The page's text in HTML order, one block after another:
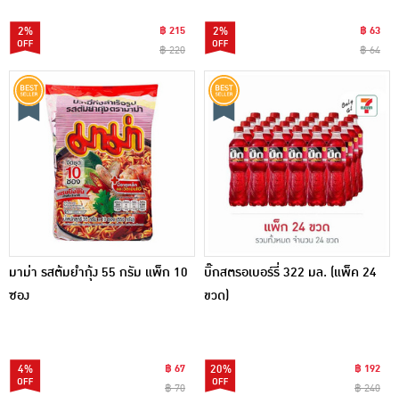
2%
฿ 215
฿ 220
2%
฿ 63
฿ 64
มาม่า รสต้มยำกุ้ง 55 กรัม แพ็ก 10
ซอง
4%
฿ 67
฿ 70
บิ๊กสตรอเบอร์รี่ 322 มล. (แพ็ค 24
ขวด)
20%
฿ 192
฿ 240